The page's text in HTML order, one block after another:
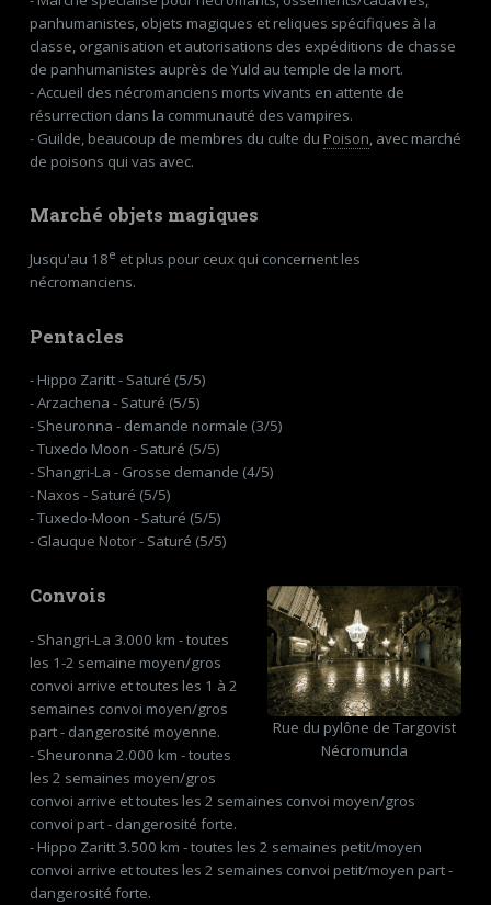
panhumanistes, objets magiques et reliques spécifiques à la
classe, organisation et autorisations des expéditions de chasse
de panhumanistes auprès de Yuld au temple de la mort.
- Accueil des nécromanciens morts vivants en attente de
résurrection dans la communauté des vampires.
- Guilde, beaucoup de membres du culte du Poison, avec marché
de poisons qui vas avec.
Marché objets magiques
Jusqu'au 18e et plus pour ceux qui concernent les
nécromanciens.
Pentacles
- Hippo Zaritt - Saturé (5/5)
- Arzachena - Saturé (5/5)
- Sheuronna - demande normale (3/5)
- Tuxedo Moon - Saturé (5/5)
- Shangri-La - Grosse demande (4/5)
- Naxos - Saturé (5/5)
- Tuxedo-Moon - Saturé (5/5)
- Glauque Notor - Saturé (5/5)
Rue du pylône de Targovist
Nécromunda
Convois
- Shangri-La 3.000 km - toutes
les 1-2 semaine moyen/gros
convoi arrive et toutes les 1 à 2
semaines convoi moyen/gros
part - dangerosité moyenne.
- Sheuronna 2.000 km - toutes
les 2 semaines moyen/gros
convoi arrive et toutes les 2 semaines convoi moyen/gros
convoi part - dangerosité forte.
- Hippo Zaritt 3.500 km - toutes les 2 semaines petit/moyen
convoi arrive et toutes les 2 semaines convoi petit/moyen part -
dangerosité forte.